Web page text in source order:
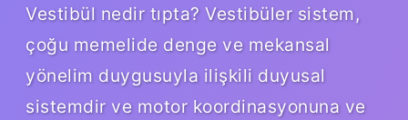
Vestibül nedir tıpta? Vestibüler sistem,
çoğu memelide denge ve mekansal
yönelim duygusuyla ilişkili duyusal
sistemdir ve motor koordinasyonuna ve